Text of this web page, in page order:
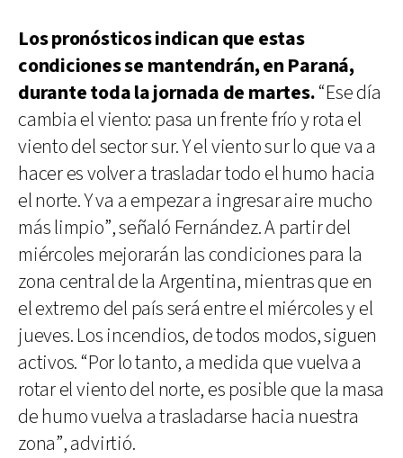
Los pronósticos indican que estas
condiciones se mantendrán, en Paraná,
durante toda la jornada de martes.“Ese día
cambia el viento: pasa un frente frío y rota el
viento del sector sur. Y el viento sur lo que va a
hacer es volver a trasladar todo el humo hacia
el norte. Y va a empezar a ingresar aire mucho
más limpio”, señaló Fernández. A partir del
miércoles mejorarán las condiciones para la
zona central de la Argentina, mientras que en
el extremo del país será entre el miércoles y el
jueves. Los incendios, de todos modos, siguen
activos. “Por lo tanto, a medida que vuelva a
rotar el viento del norte, es posible que la masa
de humo vuelva a trasladarse hacia nuestra
zona”, advirtió.